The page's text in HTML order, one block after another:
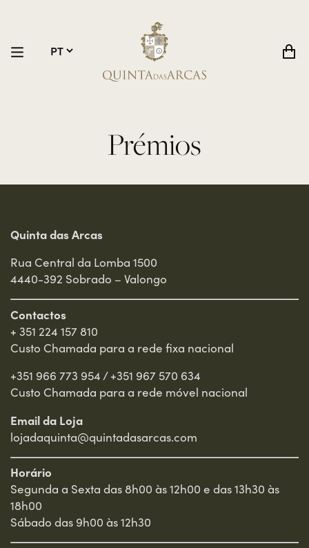
Prémios
Quinta das Arcas
Rua Central da Lomba 1500
4440-392 Sobrado – Valongo
Contactos
+ 351 224 157 810
Custo Chamada para a rede fixa nacional
+351 966 773 954 /+351 967 570 634
Custo Chamada para a rede móvel nacional
Email da Loja
lojadaquinta@quintadasarcas.com
Horário
Segunda a Sexta das 8h00 às 12h00 e das 13h30 às
18h00
Sábado das 9h00 às 12h30